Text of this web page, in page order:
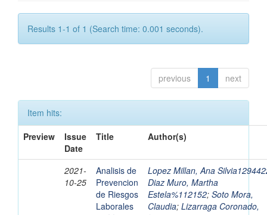
Results 1-1 of 1 (Search time: 0.001 seconds).
previous 1 next
Item hits:
Preview
Issue
Date
Title Author(s)
2021-
10-25
Analisis de
Prevencion
de Riesgos
Laborales
Lopez Millan, Ana
Diaz Muro, Martha
Estela%112152; Soto Mora,
Claudia; Lizarraga Coronado,